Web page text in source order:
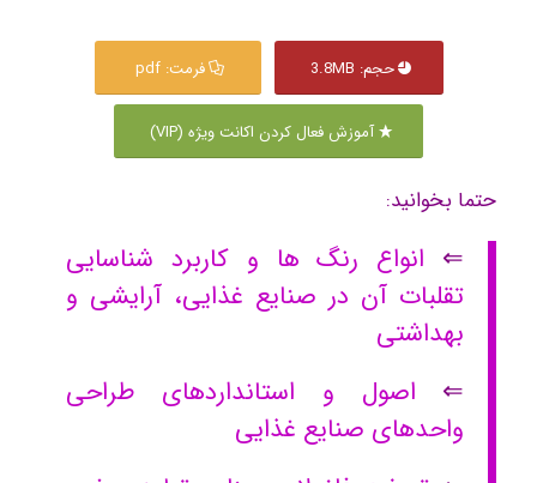
حجم: 3.8MB فرمت: pdf
آموزش فعال کردن اکانت ویژه (VIP)
حتما بخوانید:
⇐ انواع رنگ ها و کاربرد شناسایی
تقلبات آن در صنایع غذایی، آرایشی و
بهداشتی
⇐ اصول و استانداردهای طراحی
واحدهای صنایع غذایی